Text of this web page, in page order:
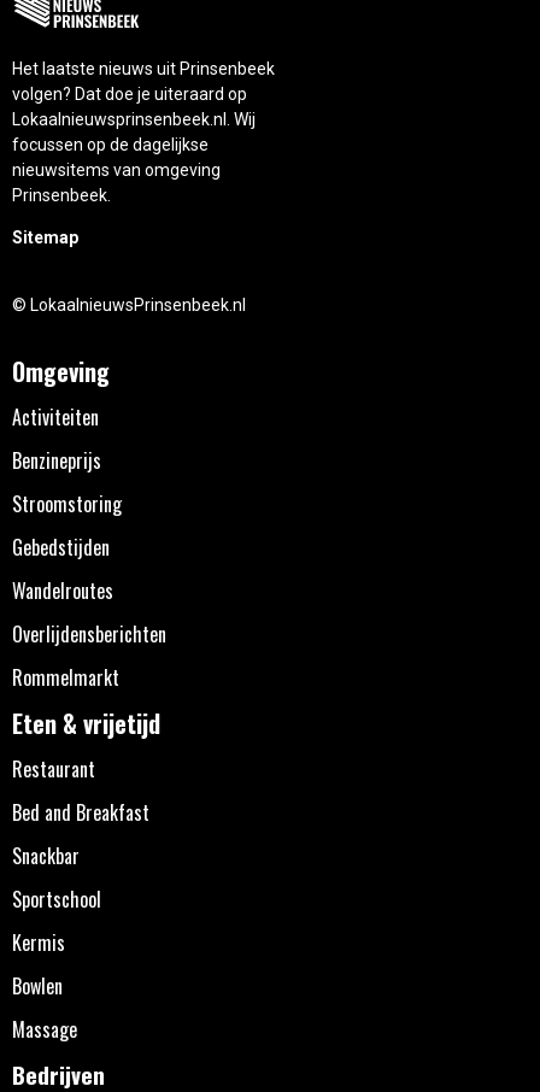
Het laatste nieuws uit Prinsenbeek
volgen? Dat doe je uiteraard op
Lokaalnieuwsprinsenbeek.nl. Wij
focussen op de dagelijkse
nieuwsitems van omgeving
Prinsenbeek.
Sitemap
© LokaalnieuwsPrinsenbeek.nl
Omgeving
Activiteiten
Benzineprijs
Stroomstoring
Gebedstijden
Wandelroutes
Overlijdensberichten
Rommelmarkt
Eten & vrijetijd
Restaurant
Bed and Breakfast
Snackbar
Sportschool
Kermis
Bowlen
Massage
Bedrijven